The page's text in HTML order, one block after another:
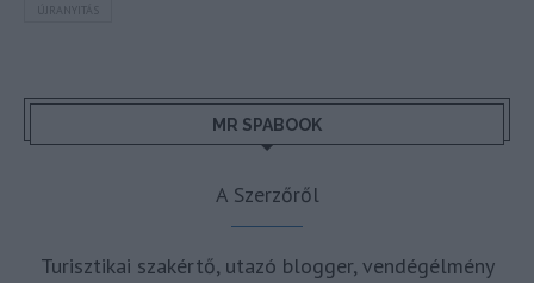
ÚJRANYITÁS
MR SPABOOK
A Szerzőről
Turisztikai szakértő, utazó blogger, vendégélmény